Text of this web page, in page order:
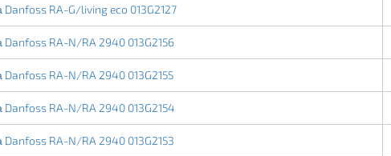
RA-G/living eco 013G2127
RA-N/RA 2940 013G2156
RA-N/RA 2940 013G2155
RA-N/RA 2940 013G2154
RA-N/RA 2940 013G2153